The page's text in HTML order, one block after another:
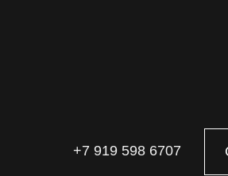
+7 919 598 6707